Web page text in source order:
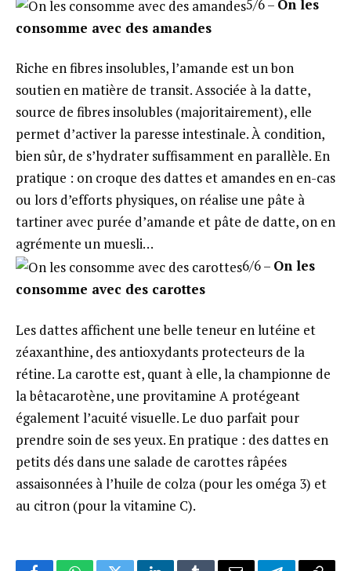
5/6 – On les
consomme avec des amandes
Riche en fibres insolubles, l’amande est un bon
soutien en matière de transit. Associée à la datte,
source de fibres insolubles (majoritairement), elle
permet d’activer la paresse intestinale. À condition,
bien sûr, de s’hydrater suffisamment en parallèle. En
pratique : on croque des dattes et amandes en en-cas
ou lors d’efforts physiques, on réalise une pâte à
tartiner avec purée d’amande et pâte de datte, on en
agrémente un muesli…
6/6 – On les
consomme avec des carottes
Les dattes affichent une belle teneur en lutéine et
zéaxanthine, des antioxydants protecteurs de la
rétine. La carotte est, quant à elle, la championne de
la bêtacarotène, une provitamine A protégeant
également l’acuité visuelle. Le duo parfait pour
prendre soin de ses yeux. En pratique : des dattes en
petits dés dans une salade de carottes râpées
assaisonnées à l’huile de colza (pour les oméga 3) et
au citron (pour la vitamine C).